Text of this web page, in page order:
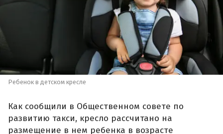
Ребенок в детском кресле
Как сообщили в Общественном совете по
развитию такси, кресло рассчитано на
размещение в нем ребенка в возрасте